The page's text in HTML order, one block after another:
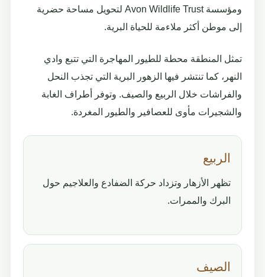
ومؤسسة Avon Wildlife Trust لتحويل مساحة حضرية
إلى موطن أكثر ملاءمة للحياة البرية.
تمثل المنطقة محطة للطيور المهاجرة التي تتبع وادي
النهر، كما تنتشر فيها الزهور البرية التي تجذب النحل
والفراشات خلال الربيع والصيف. وتوفر أطراف الغابة
والشجيرات مأوى للعصافير والطيور المغردة.
الربيع
تظهر الأزهار وتزداد حركة الضفادع والعلاجيم حول
البرك والممرات.
الصيف